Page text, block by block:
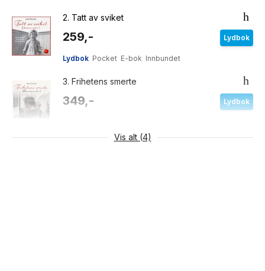
2. Tatt av sviket
259,- Lydbok
Lydbok Pocket E-bok Innbundet
3. Frihetens smerte
349,- Lydbok
Vis alt (4)